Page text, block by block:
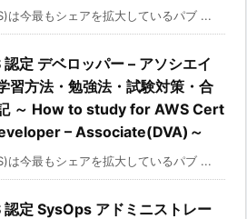
今最もシェアを拡大しているパブ ...
認定 デベロッパー – アソシエイ
習方法・勉強法・試験対策・合
～ How to study for AWS Cert
– Associate(DVA)～
今最もシェアを拡大しているパブ ...
認定 SysOps アドミニストレー